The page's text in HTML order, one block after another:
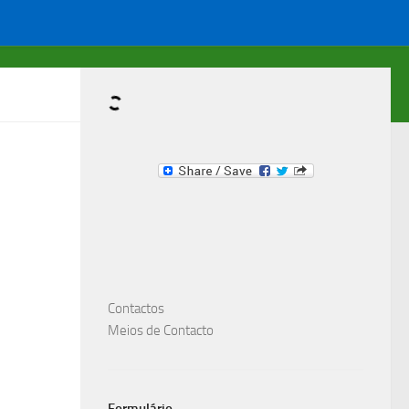
Compre & Venda um item Importante !
Contactos
Meios de Contacto